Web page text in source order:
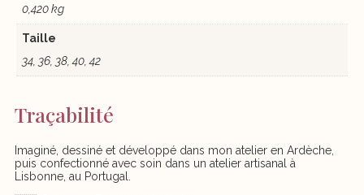
0,420 kg
Taille
34, 36, 38, 40, 42
Traçabilité
Imaginé, dessiné et développé dans mon atelier en Ardèche,
puis confectionné avec soin dans un atelier artisanal à
Lisbonne, au Portugal.